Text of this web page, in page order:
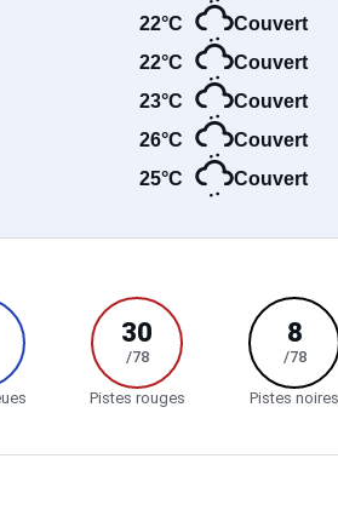
22°C Couvert
22°C Couvert
23°C Couvert
26°C Couvert
25°C Couvert
30
/78
Pistes rouges
8
/78
Pistes noires